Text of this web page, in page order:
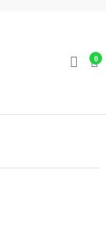
0